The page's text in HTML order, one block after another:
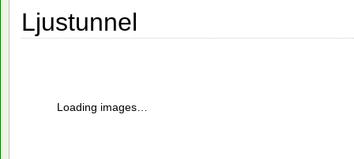
Ljustunnel
Loading images…